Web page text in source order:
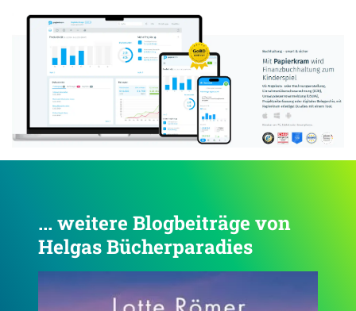
... weitere Blogbeiträge von
Helgas Bücherparadies